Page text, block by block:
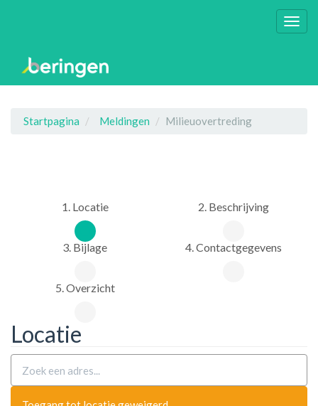
Startpagina Meldingen Milieuovertreding
1. Locatie 2. Beschrijving
3. Bijlage 4. Contactgegevens
5. Overzicht
Locatie